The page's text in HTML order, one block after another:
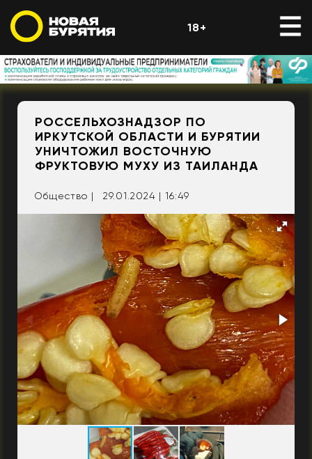
18+
РОССЕЛЬХОЗНАДЗОР ПО
ИРКУТСКОЙ ОБЛАСТИ И БУРЯТИИ
УНИЧТОЖИЛ ВОСТОЧНУЮ
ФРУКТОВУЮ МУХУ ИЗ ТАИЛАНДА
Общество | 29.01.2024 | 16:49